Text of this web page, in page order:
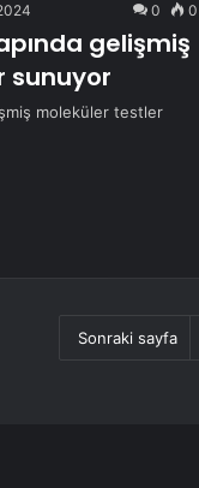
0 0
gelişmiş
sunuyor
moleküler testler
Sonraki sayfa